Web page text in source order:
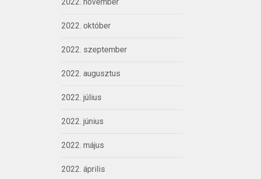
2022. október
2022. szeptember
2022. augusztus
2022. július
2022. június
2022. május
2022. április